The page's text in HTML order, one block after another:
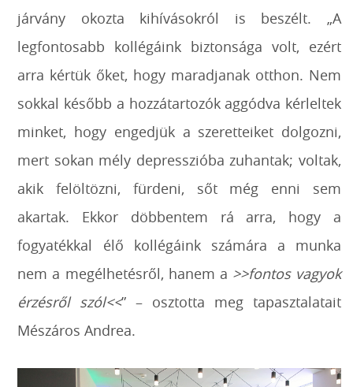
járvány okozta kihívásokról is beszélt. „A
legfontosabb kollégáink biztonsága volt, ezért
arra kértük őket, hogy maradjanak otthon. Nem
sokkal később a hozzátartozók aggódva kérleltek
minket, hogy engedjük a szeretteiket dolgozni,
mert sokan mély depresszióba zuhantak; voltak,
akik felöltözni, fürdeni, sőt még enni sem
akartak. Ekkor döbbentem rá arra, hogy a
fogyatékkal élő kollégáink számára a munka
nem a megélhetésről, hanem a >>fontos vagyok
érzésről szól<<” – osztotta meg tapasztalatait
Mészáros Andrea.